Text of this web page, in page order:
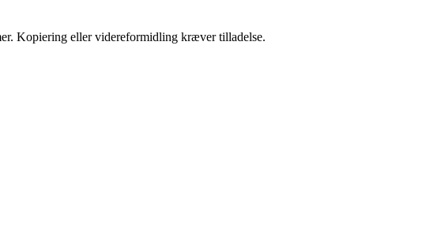
Kopiering eller videreformidling kræver tilladelse.